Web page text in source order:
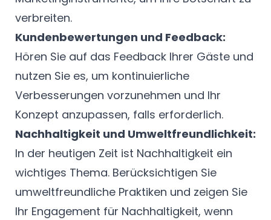
verbreiten.
Kundenbewertungen und Feedback:
Hören Sie auf das Feedback Ihrer Gäste und
nutzen Sie es, um kontinuierliche
Verbesserungen vorzunehmen und Ihr
Konzept anzupassen, falls erforderlich.
Nachhaltigkeit und Umweltfreundlichkeit:
In der heutigen Zeit ist Nachhaltigkeit ein
wichtiges Thema. Berücksichtigen Sie
umweltfreundliche Praktiken und zeigen Sie
Ihr Engagement für Nachhaltigkeit, wenn